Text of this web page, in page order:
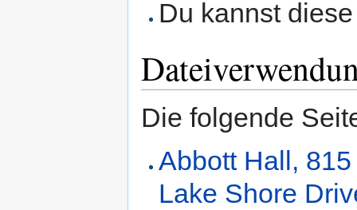
Du kannst
Die folgende
Abbott Hall,
Lake Shore